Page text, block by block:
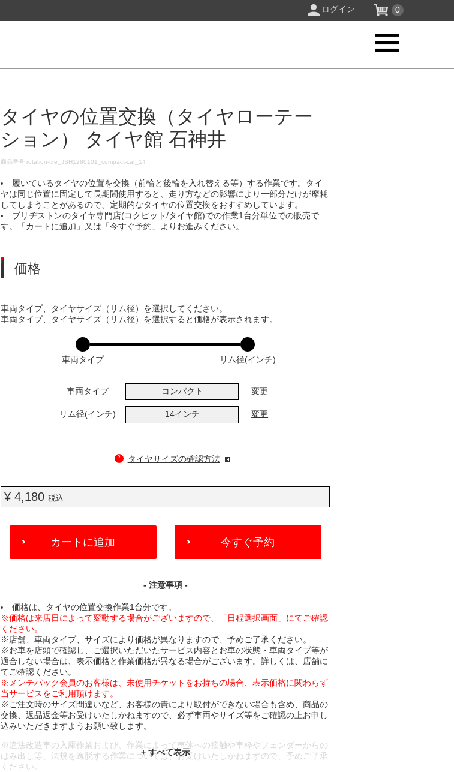
ログイン 0
タイヤの位置交換（タイヤローテー
ション） タイヤ館 石神井
DETAILS
商品番号 rotation-tire_JSH1280101_compact-car_14
履いているタイヤの位置を交換（前輪と後輪を入れ替える等）する作業です。タイ
ヤは同じ位置に固定して長期間使用すると、走り方などの影響により一部分だけが摩耗
してしまうことがあるので、定期的なタイヤの位置交換をおすすめしています。
ブリヂストンのタイヤ専門店(コクピット/タイヤ館)での作業1台分単位での販売で
す。「カートに追加」又は「今すぐ予約」よりお進みください。
価格
VARIATIONS
車両タイプ、タイヤサイズ（リム径）を選択してください。
車両タイプ、タイヤサイズ（リム径）を選択すると価格が表示されます。
車両タイプ リム径(インチ)
車両タイプ コンパクト 変更
リム径(インチ) 14インチ 変更
? タイヤサイズの確認方法
¥ 4,180税込
ADD
CART
カートに追加 今すぐ予約
- 注意事項 -
価格は、タイヤの位置交換作業1台分です。
※価格は来店日によって変動する場合がございますので、「日程選択画面」にてご確認
ください。
※店舗、車両タイプ、サイズにより価格が異なりますので、予めご了承ください。
※お車を店頭で確認し、ご選択いただいたサービス内容とお車の状態・車両タイプ等が
適合しない場合は、表示価格と作業価格が異なる場合がございます。詳しくは、店舗に
てご確認ください。
※メンテパック会員のお客様は、未使用チケットをお持ちの場合、表示価格に関わらず
当サービスをご利用頂けます。
※ご注文時のサイズ間違いなど、お客様の責により取付ができない場合も含め、商品の
交換、返品返金等お受けいたしかねますので、必ず車両やサイズ等をご確認の上お申し
込みいただきますようお願い致します。
※違法改造車の入庫作業および、作業によって車体への接触や車枠やフェンダーからの
はみ出し等、法規を逸脱する作業については、お受けいたしかねますので、予めご了承
ください。